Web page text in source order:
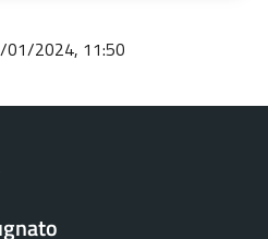
01/2024, 11:50